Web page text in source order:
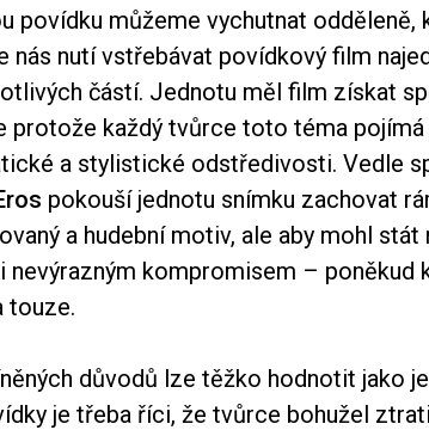
povídku můžeme vychutnat odděleně,
nás nutí vstřebávat povídkový film
částí. Jednotu měl film získat
protože každý tvůrce toto téma pojímá
a stylistické odstředivosti. Vedle
pokouší jednotu snímku zachovat
a hudební motiv, ale aby mohl
nevýrazným kompromisem – poněkud
touze.
důvodů lze těžko hodnotit jako
je třeba říci, že tvůrce bohužel